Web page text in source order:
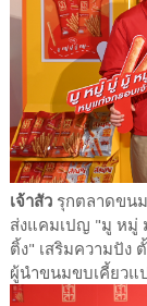
เจ้าสัว รุกตลาดขน
ส่งแคมเปญ "มู หมู่
ติ้ง" เสริมความปัง
ผู้นำขนมขบเคี้ยวแ